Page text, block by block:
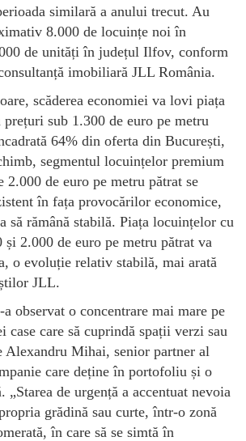
similară a anului trecut. Au
8.000 de locuințe noi în
de unități în județul Ilfov, conform
imobiliară JLL România.
scăderea economiei va lovi piața
prețuri sub 1.300 de euro pe metru
64% din oferta din București,
segmentul locuințelor premium
2.000 de euro pe metru pătrat se
în fața provocărilor economice,
să rămână stabilă. Piața locuințelor cu
2.000 de euro pe metru pătrat va
o evoluție relativ stabilă, mai arată
JLL.
observat o concentrare mai mare pe
case care să cuprindă spații verzi sau
Alexandru Mihai, senior partner al
care deține în portofoliu și o
de urgență a accentuat nevoia
grădină sau curte, într-o zonă
în care să se simtă în